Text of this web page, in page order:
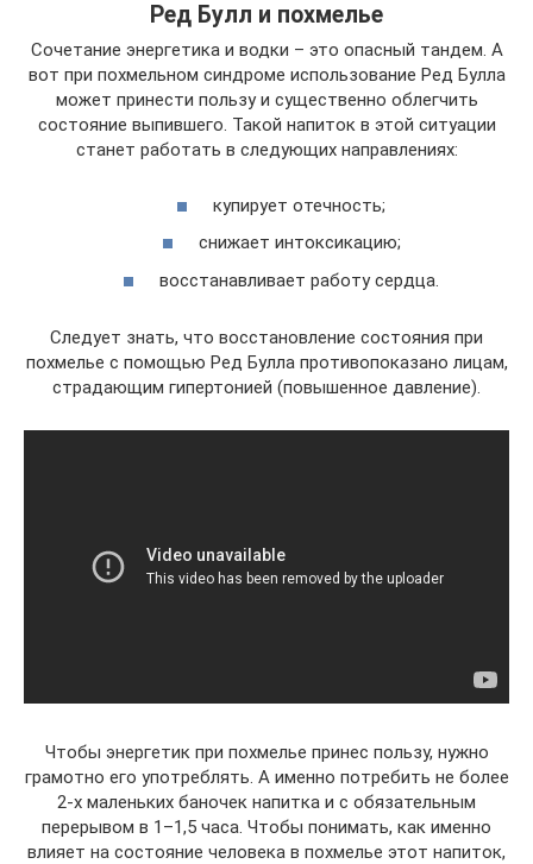
Ред Булл и похмелье
Сочетание энергетика и водки – это опасный тандем. А
вот при похмельном синдроме использование Ред Булла
может принести пользу и существенно облегчить
состояние выпившего. Такой напиток в этой ситуации
станет работать в следующих направлениях:
купирует отечность;
снижает интоксикацию;
восстанавливает работу сердца.
Следует знать, что восстановление состояния при
похмелье с помощью Ред Булла противопоказано лицам,
страдающим гипертонией (повышенное давление).
Чтобы энергетик при похмелье принес пользу, нужно
грамотно его употреблять. А именно потребить не более
2-х маленьких баночек напитка и с обязательным
перерывом в 1–1,5 часа. Чтобы понимать, как именно
влияет на состояние человека в похмелье этот напиток,